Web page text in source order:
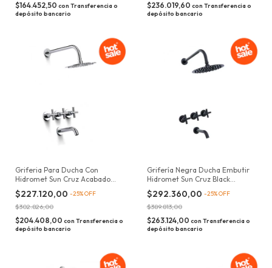
$164.452,50 con Transferencia o
depósito bancario
$236.019,60 con Transferencia o
depósito bancario
Griferia Para Ducha Con
Hidromet Sun Cruz Acabado
Cromado
$227.120,00 -25%OFF
$302.826,00
$204.408,00 con Transferencia o
depósito bancario
Grifería Negra Ducha Embutir
Hidromet Sun Cruz Black
Acabado Mate Color Negro
$292.360,00 -25%OFF
$389.813,00
$263.124,00 con Transferencia o
depósito bancario